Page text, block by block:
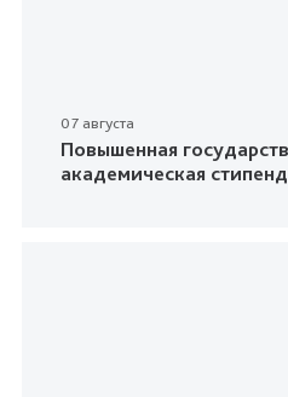
07 августа
Повышенная
академическая